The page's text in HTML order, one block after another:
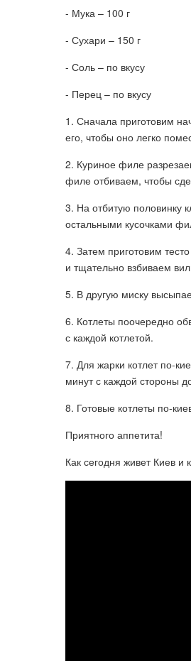
- Мука – 100 г
- Сухари – 150 г
- Соль – по вкусу
- Перец – по вкусу
1. Сначала приготовим
его, чтобы оно легко
2. Куриное филе
филе отбиваем, чтобы
3. На отбитую половинку
остальными кусочками
4. Затем приготовим
и тщательно взбиваем
5. В другую миску
6. Котлеты поочередно
с каждой котлетой.
7. Для жарки котлет по-
минут с каждой стороны
8. Готовые котлеты по-
Приятного аппетита!
Как сегодня живет Киев и